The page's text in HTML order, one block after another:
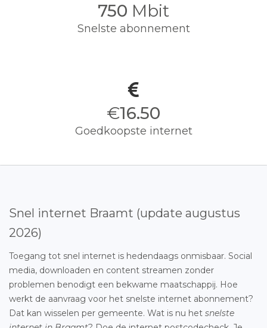
750 Mbit
Snelste abonnement
€16.50
Goedkoopste internet
Snel internet Braamt (update augustus
2026)
Toegang tot snel internet is hedendaags onmisbaar. Social
media, downloaden en content streamen zonder
problemen benodigt een bekwame maatschappij. Hoe
werkt de aanvraag voor het snelste internet abonnement?
Dat kan wisselen per gemeente. Wat is nu het snelste